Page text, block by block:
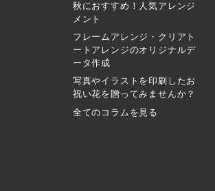
秋におすすめ！人気アレンジ
メント
フレームアレンジ・クリアト
ートアレンジのオリジナルデ
ータ作成
写真やイラストを印刷したお
祝い花を贈ってみませんか？
全てのコラムを見る